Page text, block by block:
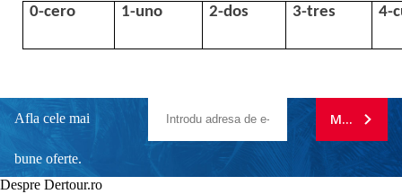
0-cero 1-uno 2-dos 3-tres 4-
Afla cele mai
bune oferte.
MA
Despre Dertour.ro